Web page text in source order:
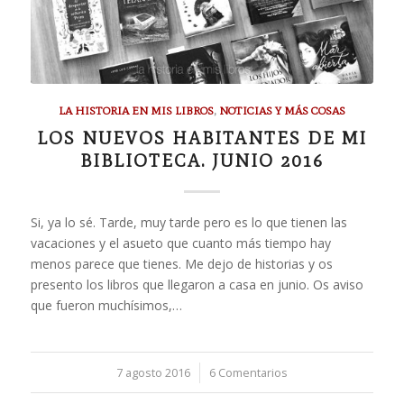
LA HISTORIA EN MIS LIBROS, NOTICIAS Y MÁS COSAS
LOS NUEVOS HABITANTES DE MI
BIBLIOTECA. JUNIO 2016
Si, ya lo sé. Tarde, muy tarde pero es lo que tienen las
vacaciones y el asueto que cuanto más tiempo hay
menos parece que tienes. Me dejo de historias y os
presento los libros que llegaron a casa en junio. Os aviso
que fueron muchísimos,…
7 agosto 2016
/ 6 Comentarios